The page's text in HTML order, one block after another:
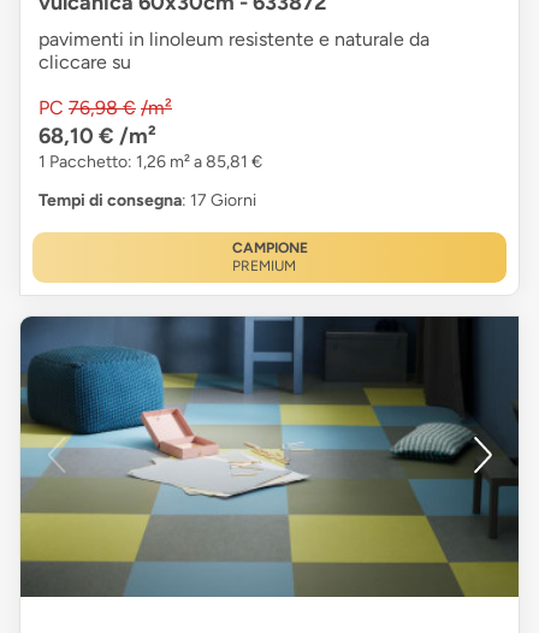
pavimenti in linoleum resistente e naturale da
cliccare su
PC 76,98 € /m²
68,10 € /m²
1 Pacchetto: 1,26 m² a 85,81 €
Tempi di consegna: 17 Giorni
CAMPIONE
PREMIUM